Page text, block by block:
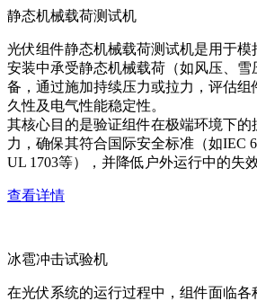
静态机械载荷测试机
光伏组件静态机械载荷测试机是用于
安装中承受静态机械载荷（如风压、
备，通过施加持续压力或拉力，评估
久性及电气性能稳定性。
其核心目的是验证组件在极端环境下的
力，确保其符合国际安全标准（如IEC
UL 1703等），并降低户外运行中的失效
查看详情
冰雹冲击试验机
在光伏系统的运行过程中，组件面临